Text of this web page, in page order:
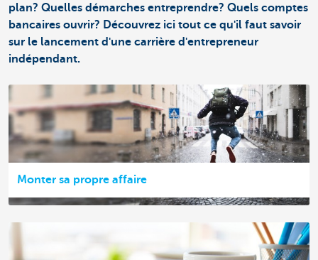
plan? Quelles démarches entreprendre? Quels comptes
bancaires ouvrir? Découvrez ici tout ce qu'il faut savoir
sur le lancement d'une carrière d'entrepreneur
indépendant.
Monter sa propre affaire